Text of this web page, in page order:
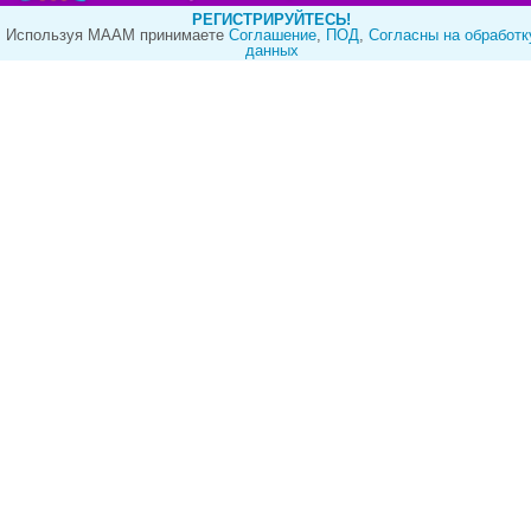
РЕГИСТРИРУЙТЕСЬ!
Используя МААМ принимаете Cоглашение, ПОД, Согласны на
данных